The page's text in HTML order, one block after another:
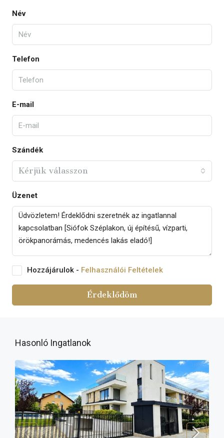
Név
Telefon
E-mail
Szándék
Kérjük válasszon
Üzenet
Hozzájárulok - Felhasználói Feltételek
Érdeklődöm
Hasonló Ingatlanok